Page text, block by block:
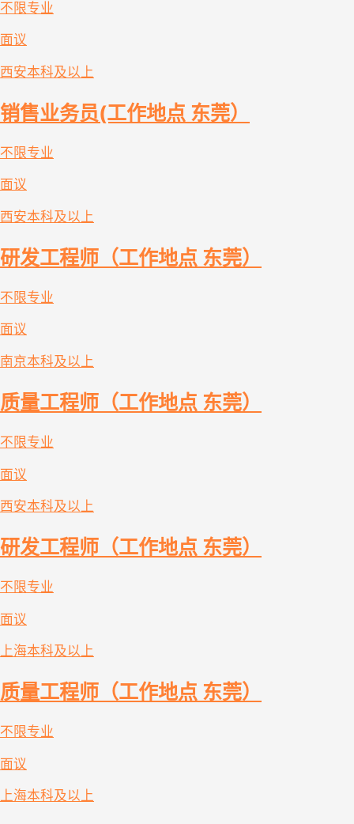
不限专业
面议
西安本科及以上
销售业务员(工作地点 东莞）
不限专业
面议
西安本科及以上
研发工程师（工作地点 东莞）
不限专业
面议
南京本科及以上
质量工程师（工作地点 东莞）
不限专业
面议
西安本科及以上
研发工程师（工作地点 东莞）
不限专业
面议
上海本科及以上
质量工程师（工作地点 东莞）
不限专业
面议
上海本科及以上